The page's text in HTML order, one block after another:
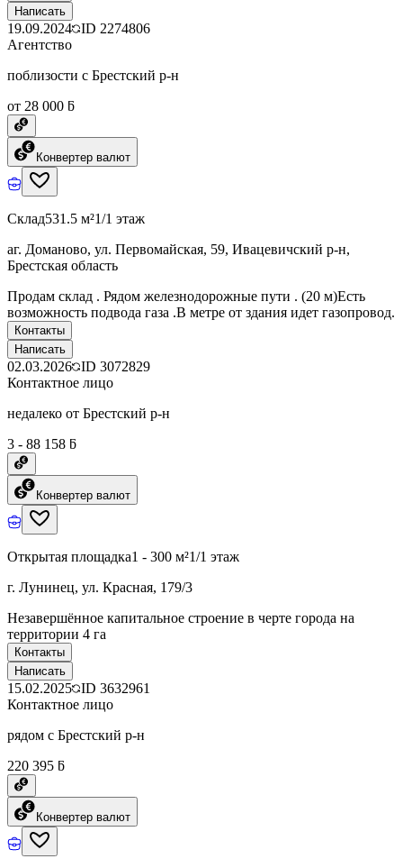
Написать
19.09.2024 ID 2274806
Агентство
поблизости с Брестский р-н
от 28 000 ƃ
Конвертер валют
Склад531.5 м²1/1 этаж
аг. Доманово, ул. Первомайская, 59, Ивацевичский р-н,
Брестская область
Продам склад . Рядом железнодорожные пути . (20 м)Есть
возможность подвода газа .В метре от здания идет газопровод.
Контакты
Написать
02.03.2026 ID 3072829
Контактное лицо
недалеко от Брестский р-н
3 - 88 158 ƃ
Конвертер валют
Открытая площадка1 - 300 м²1/1 этаж
г. Лунинец, ул. Красная, 179/3
Незавершённое капитальное строение в черте города на
территории 4 га
Контакты
Написать
15.02.2025 ID 3632961
Контактное лицо
рядом с Брестский р-н
220 395 ƃ
Конвертер валют